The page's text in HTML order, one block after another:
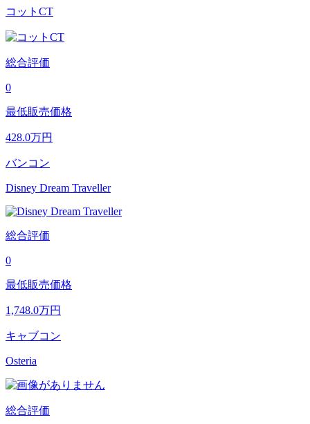
コットCT
総合評価
0
最低販売価格
428.0万円
バンコン
Disney Dream Traveller
総合評価
0
最低販売価格
1,748.0万円
キャブコン
Osteria
総合評価